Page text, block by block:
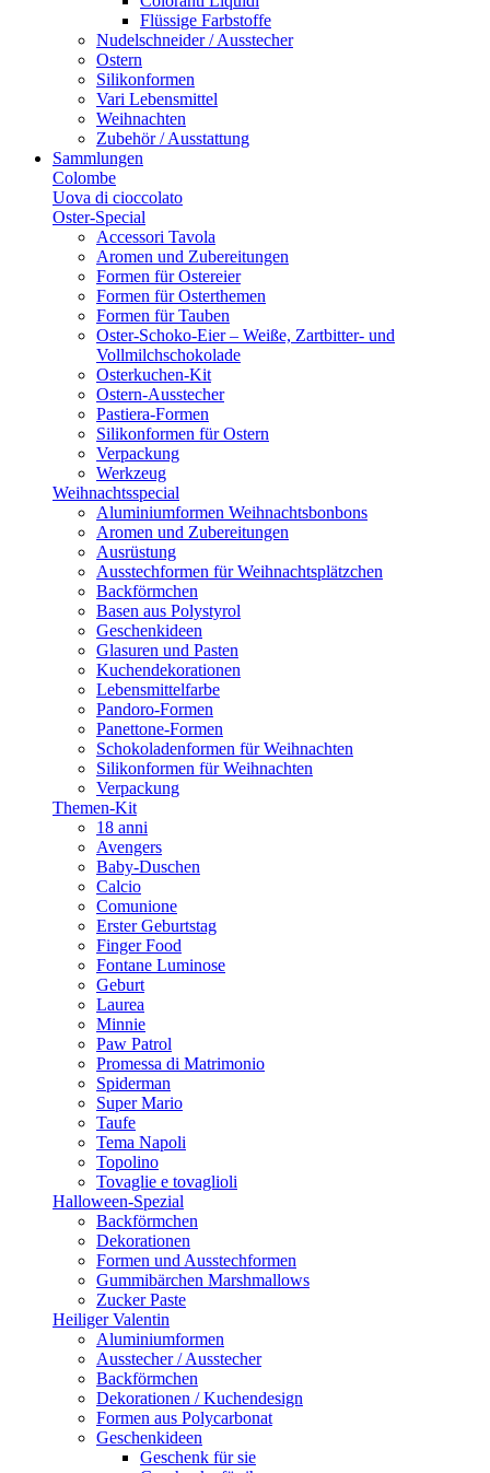
Flüssige Farbstoffe
Nudelschneider / Ausstecher
Ostern
Silikonformen
Vari Lebensmittel
Weihnachten
Zubehör / Ausstattung
Sammlungen
Colombe
Uova di cioccolato
Oster-Special
Accessori Tavola
Aromen und Zubereitungen
Formen für Ostereier
Formen für Osterthemen
Formen für Tauben
Oster-Schoko-Eier – Weiße, Zartbitter- und
Vollmilchschokolade
Osterkuchen-Kit
Ostern-Ausstecher
Pastiera-Formen
Silikonformen für Ostern
Verpackung
Werkzeug
Weihnachtsspecial
Aluminiumformen Weihnachtsbonbons
Aromen und Zubereitungen
Ausrüstung
Ausstechformen für Weihnachtsplätzchen
Backförmchen
Basen aus Polystyrol
Geschenkideen
Glasuren und Pasten
Kuchendekorationen
Lebensmittelfarbe
Pandoro-Formen
Panettone-Formen
Schokoladenformen für Weihnachten
Silikonformen für Weihnachten
Verpackung
Themen-Kit
18 anni
Avengers
Baby-Duschen
Calcio
Comunione
Erster Geburtstag
Finger Food
Fontane Luminose
Geburt
Laurea
Minnie
Paw Patrol
Promessa di Matrimonio
Spiderman
Super Mario
Taufe
Tema Napoli
Topolino
Tovaglie e tovaglioli
Halloween-Spezial
Backförmchen
Dekorationen
Formen und Ausstechformen
Gummibärchen Marshmallows
Zucker Paste
Heiliger Valentin
Aluminiumformen
Ausstecher / Ausstecher
Backförmchen
Dekorationen / Kuchendesign
Formen aus Polycarbonat
Geschenkideen
Geschenk für sie